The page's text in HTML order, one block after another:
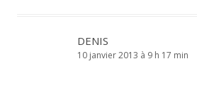
DENIS
10 janvier 2013 à 9 h 17 min